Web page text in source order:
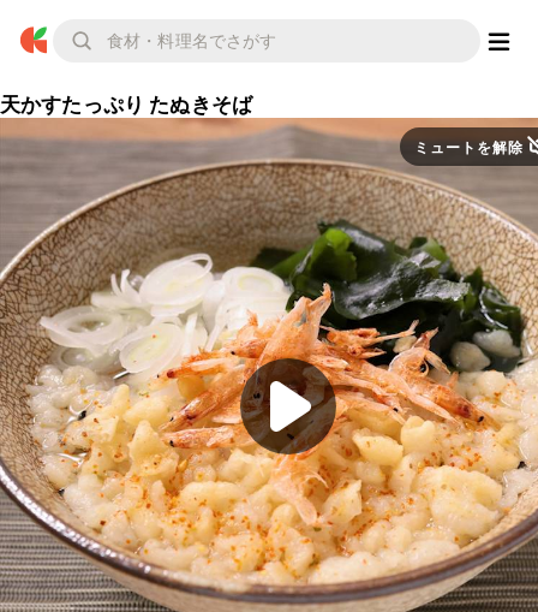
天かすたっぷり たぬきそば
ミュートを解除